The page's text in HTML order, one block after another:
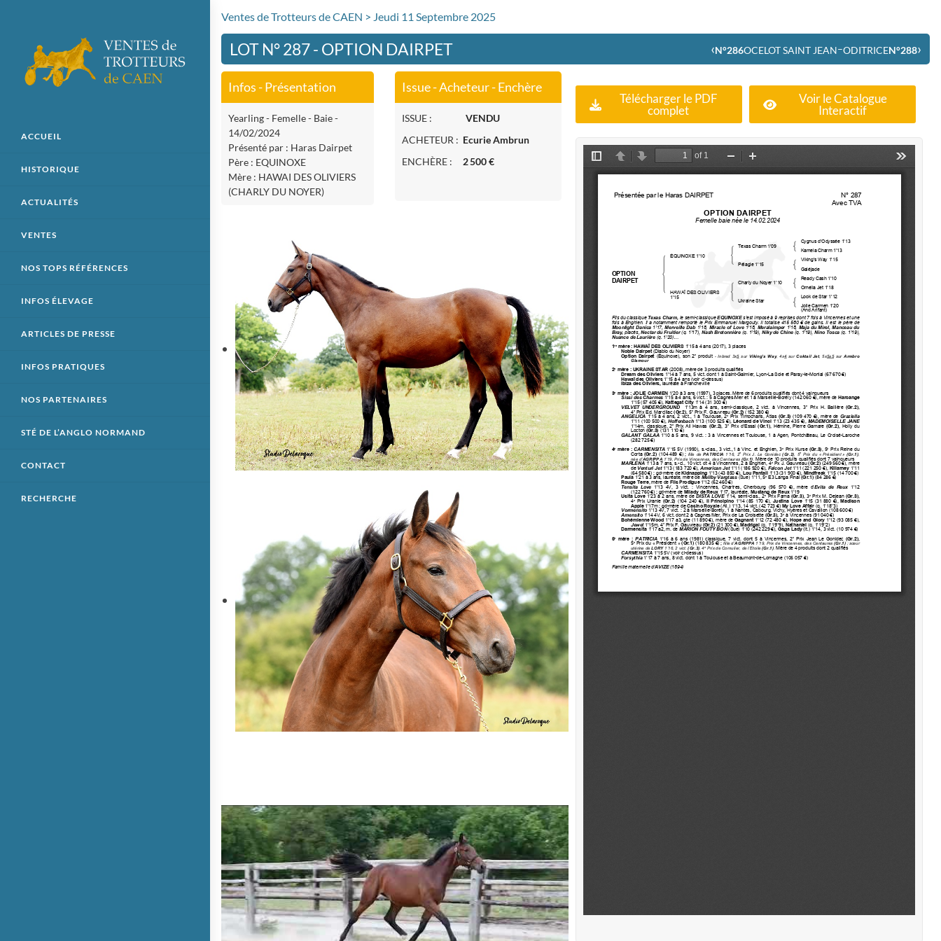
ACCUEIL
HISTORIQUE
ACTUALITÉS
VENTES
NOS TOPS RÉFÉRENCES
INFOS ÉLEVAGE
ARTICLES DE PRESSE
INFOS PRATIQUES
NOS PARTENAIRES
STÉ DE L’ANGLO NORMAND
CONTACT
RECHERCHE
Ventes de Trotteurs de CAEN > Jeudi 11 Septembre 2025
LOT N° 287 - OPTION DAIRPET ‹N°286OCELOT SAINT JEAN–ODITRICEN°288›
Infos - Présentation
Yearling - Femelle - Baie -
14/02/2024
Présenté par : Haras Dairpet
Père : EQUINOXE
Mère : HAWAI DES OLIVIERS
(CHARLY DU NOYER)
Issue - Acheteur - Enchère
ISSUE : VENDU
ACHETEUR : Ecurie Ambrun
ENCHÈRE : 2 500 €
Télécharger le PDF
complet
Voir le Catalogue
Interactif